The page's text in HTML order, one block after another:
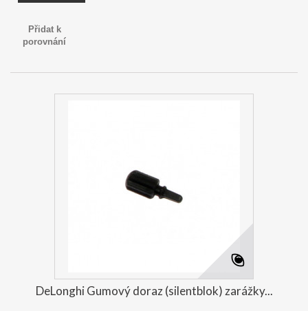
Přidat k
porovnání
DeLonghi Gumový doraz (silentblok) zarážky...